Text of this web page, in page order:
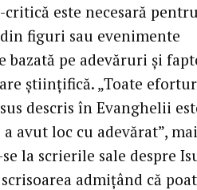
este necesară pentru
figuri sau evenimente
bazată pe adevăruri şi
ştiinţifică. „Toate
descris în Evanghelii
avut loc cu adevărat”, mai
la scrierile sale despre
admiţând că